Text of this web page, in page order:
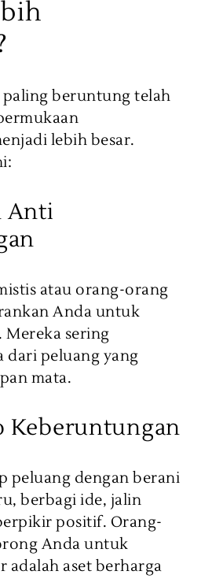
beruntung telah
lebih besar.
Anti
atau orang-orang
Anda untuk
Mereka sering
dari peluang yang
mata.
Keberuntungan
peluang dengan berani
berbagi ide, jalin
positif. Orang-
Anda untuk
adalah aset berharga